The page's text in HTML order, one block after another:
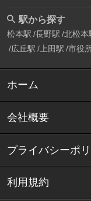
駅から探す
松本駅 長野駅 北松本
広丘駅 上田駅 市役
ホーム
会社概要
プライバシーポ
利用規約